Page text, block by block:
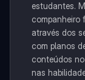
estudantes.
companheiro
através dos
com planos
conteúdos
nas